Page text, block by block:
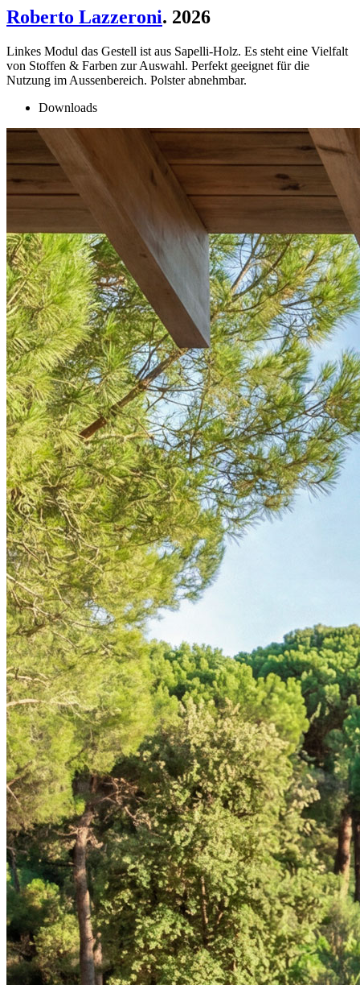
Roberto Lazzeroni. 2026
Linkes Modul das Gestell ist aus Sapelli-Holz. Es steht eine Vielfalt
von Stoffen & Farben zur Auswahl. Perfekt geeignet für die
Nutzung im Aussenbereich. Polster abnehmbar.
Downloads